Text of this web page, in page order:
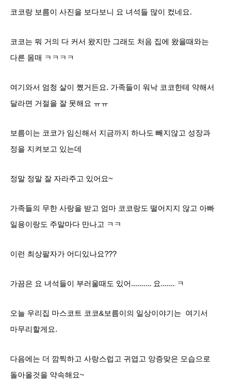
코코랑 보름이 사진을 보다보니 요 녀석들 많이 컸네요.
코코는 뭐 거의 다 커서 왔지만 그래도 처음 집에 왔을때와는
다른 몸매 ㅋㅋㅋㅋ
여기와서 엄청 살이 쪘거든요. 가족들이 워낙 코코한테 약해서
달라면 거절을 잘 못해요 ㅠㅠ
보름이는 코코가 임신해서 지금까지 하나도 빼지않고 성장과
정을 지켜보고 있는데
정말 정말 잘 자라주고 있어요~
가족들의 무한 사랑을 받고 엄마 코코랑도 떨어지지 않고 아빠
일용이랑도 주말마다 만나고 ㅋㅋ
이런 최상팔자가 어디있나요???
가끔은 요 녀석들이 부러울때도 있어.......... 요....... ㅋ
오늘 우리집 마스코트 코코&보름이의 일상이야기는 여기서
마무리할게요.
다음에는 더 깜찍하고 사랑스럽고 귀엽고 앙증맞은 모습으로
돌아올것을 약속해요~